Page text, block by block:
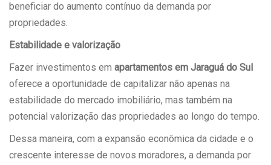
beneficiar do aumento contínuo da demanda por
propriedades.
Estabilidade e valorização
Fazer investimentos em apartamentos em Jaraguá do Sul
oferece a oportunidade de capitalizar não apenas na
estabilidade do mercado imobiliário, mas também na
potencial valorização das propriedades ao longo do tempo.
Dessa maneira, com a expansão econômica da cidade e o
crescente interesse de novos moradores, a demanda por